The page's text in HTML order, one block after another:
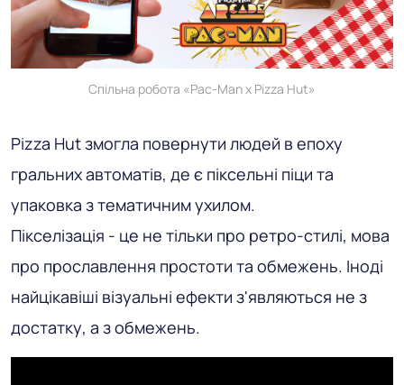
Спільна робота «Pac-Man x Pizza Hut»
Pizza Hut змогла повернути людей в епоху
гральних автоматів, де є піксельні піци та
упаковка з тематичним ухилом.
Пікселізація - це не тільки про ретро-стилі, мова
про прославлення простоти та обмежень. Іноді
найцікавіші візуальні ефекти з'являються не з
достатку, а з обмежень.